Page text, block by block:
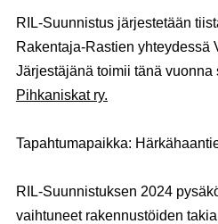
RIL-Suunnistus järjestetään
Rakentaja-Rastien yhteydessä
Järjestäjänä toimii tänä vuonna
Pihkaniskat ry.
Tapahtumapaikka:
RIL-Suunnistuksen 2024
vaihtuneet rakennustöiden